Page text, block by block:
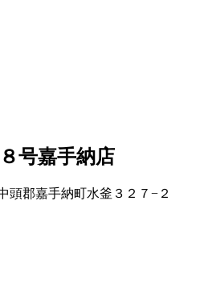
号嘉手納店
頭郡嘉手納町水釜３２７−２